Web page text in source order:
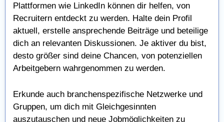
Plattformen wie LinkedIn können dir helfen, von
Recruitern entdeckt zu werden. Halte dein Profil
aktuell, erstelle ansprechende Beiträge und beteilige
dich an relevanten Diskussionen. Je aktiver du bist,
desto größer sind deine Chancen, von potenziellen
Arbeitgebern wahrgenommen zu werden.
Erkunde auch branchenspezifische Netzwerke und
Gruppen, um dich mit Gleichgesinnten
auszutauschen und neue Jobmöglichkeiten zu